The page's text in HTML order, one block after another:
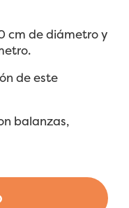
cm de diámetro y
de este
balanzas,